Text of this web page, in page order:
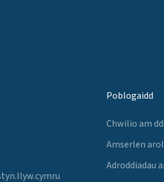
Poblogaidd
Chwilio am
Amserlen
Adroddiadau